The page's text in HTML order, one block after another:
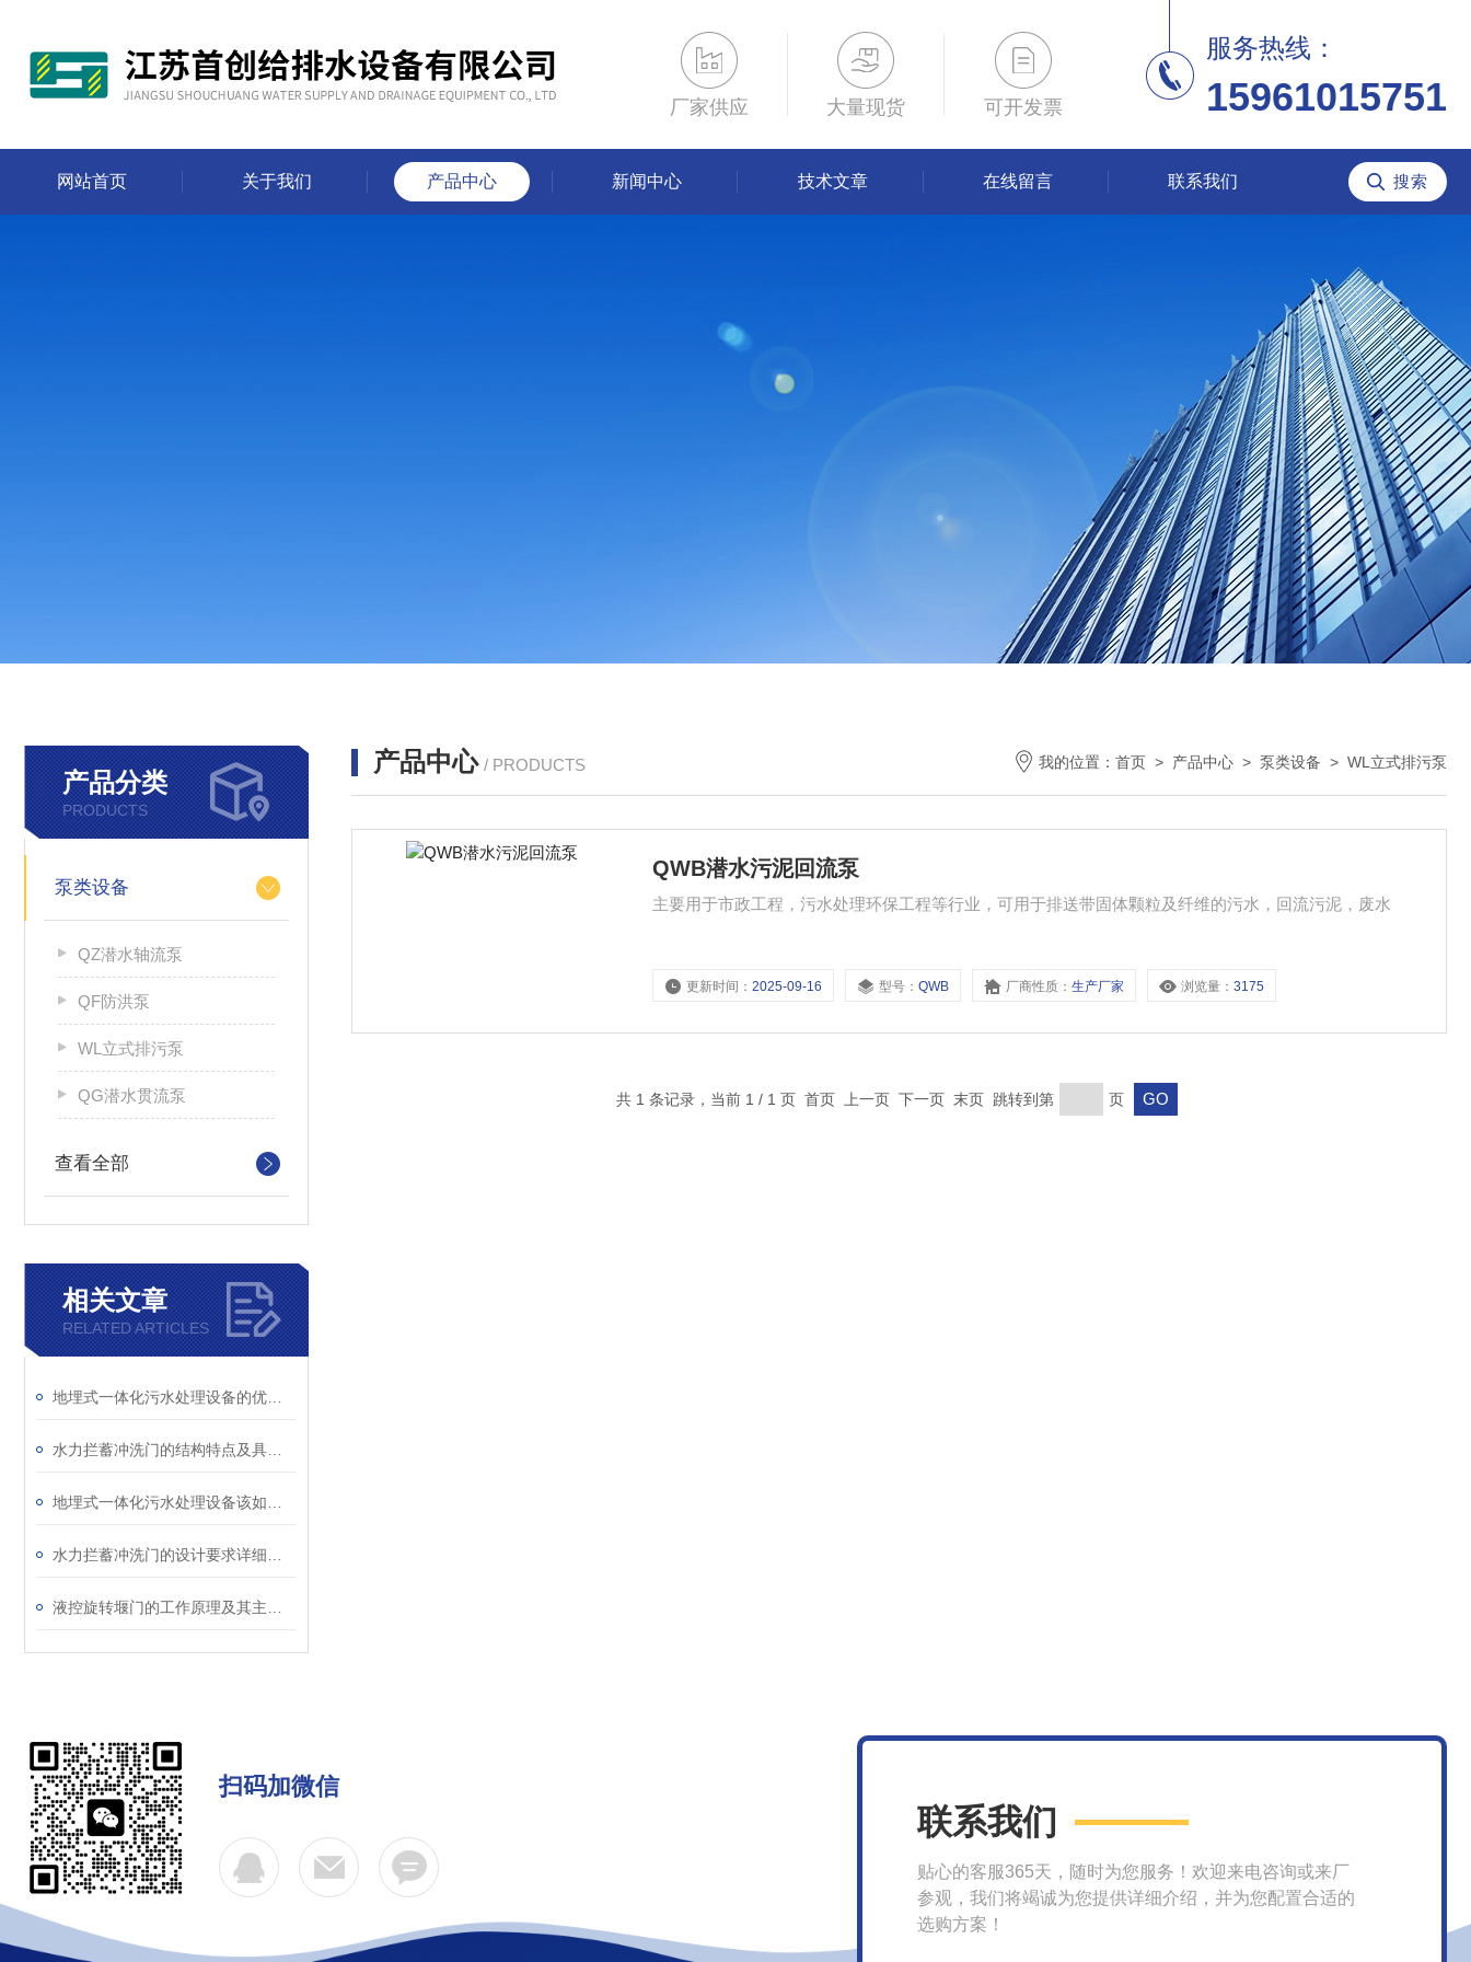
厂家供应 大量现货 可开发票
服务热线：
15961015751
网站首页 关于我们 产品中心 新闻中心 技术文章 在线留言 联系我们
产品分类
PRODUCTS
泵类设备
QZ潜水轴流泵
QF防洪泵
WL立式排污泵
QG潜水贯流泵
查看全部
相关文章
RELATED ARTICLES
产品中心 / PRODUCTS 我的位置： 首页 > 产品中心 > 泵类设备 > WL立式排污泵
QWB潜水污泥回流泵
主要用于市政工程，污水处理环保工程等行业，可用于排送带固体颗粒及纤维的污水，回流污泥，废水
更新时间：2025-09-16 型号：QWB 厂商性质：生产厂家 浏览量：3175
共 1 条记录，当前 1 / 1 页 首页 上一页 下一页 末页 跳转到第 页
扫码加微信
联系我们
贴心的客服365天，随时为您服务！欢迎来电咨询或来厂
参观，我们将竭诚为您提供详细介绍，并为您配置合适的
选购方案！